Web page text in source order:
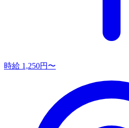
時給 1,250円〜